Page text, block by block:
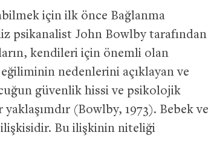
için ilk önce Bağlanma
psikanalist John Bowlby tarafından
kendileri için önemli olan
nedenlerini açıklayan ve
güvenlik hissi ve psikolojik
(Bowlby, 1973). Bebek ve
ilişkisidir. Bu ilişkinin niteliği